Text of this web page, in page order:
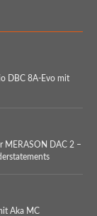
DBC 8A-Evo mit
MERASON DAC 2 –
Aka MC